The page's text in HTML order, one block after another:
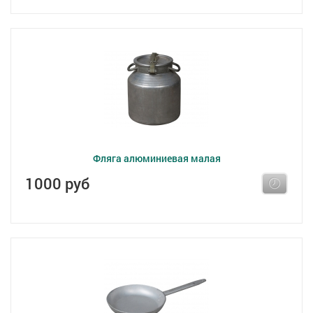
Фляга алюминиевая малая
1000 руб